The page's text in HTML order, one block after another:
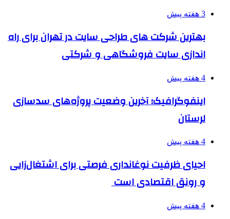
3 هفته پیش
بهترین شرکت های طراحی سایت در تهران برای راه
اندازی سایت فروشگاهی و شرکتی
4 هفته پیش
اینفوگرافیک؛ آخرین وضعیت پروژه‌های سدسازی
لرستان
4 هفته پیش
احیای ظرفیت نوغانداری فرصتی برای اشتغال‌زایی
و رونق اقتصادی است
4 هفته پیش